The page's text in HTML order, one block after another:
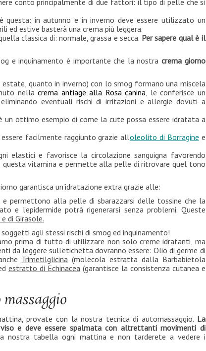
conto principalmente di due fattori: il tipo di pelle che si
questa: in autunno e in inverno deve essere utilizzato un
ed estive basterà una crema più leggera.
classica di: normale, grassa e secca. Per sapere qual è il
e inquinamento è importante che la nostra crema giorno
estate, quanto in inverno) con lo smog formano una miscela
nellacrema antiage alla Rosa canina, le conferisce un
eventuali rischi di irritazioni e allergie dovuti a
un ottimo esempio di come la cute possa essere idratata a
facilmente raggiunto grazie all’oleolito di Borragine e
elastici e favorisce la circolazione sanguigna favorendo
questa vitamina e permette alla pelle di ritrovare quel tono
garantisca un’idratazione extra grazie alle:
permettono alla pelle di sbarazzarsi delle tossine che la
e l’epidermide potrà rigenerarsi senza problemi. Queste
di Girasole.
agli stessi rischi di smog ed inquinamento!
prima di tutto di utilizzare non solo creme idratanti, ma
da leggere sull’etichetta dovranno essere: Olio di germe di
Trimetilglicina (molecola estratta dalla Barbabietola
estratto di Echinacea(garantisce la consistenza cutanea e
massaggio
provate con la nostra tecnica di automassaggio. La
e deve essere spalmata con altrettanti movimenti di
nostra tabella ogni mattina e non tarderete a vedere i